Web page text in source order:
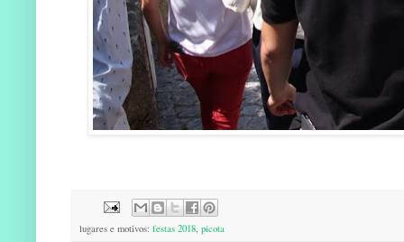
lugares e motivos: festas 2018, picota